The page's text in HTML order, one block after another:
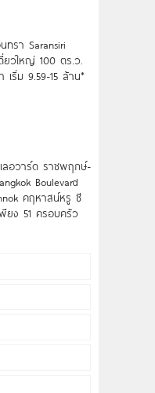
รา Saransiri
ยวใหญ่ 100 ตร.ว.
ริ่ม 9.59-15 ล้าน*
ลอวาร์ด ราชพฤกษ์-
Boulevard
คฤหาสน์หรู ซี
ยง 51 ครอบครัว